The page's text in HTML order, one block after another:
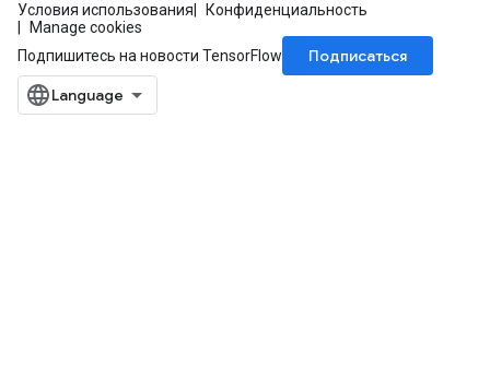
Условия использования
Конфиденциальность
Manage cookies
Подпишитесь на новости TensorFlow
Подписаться